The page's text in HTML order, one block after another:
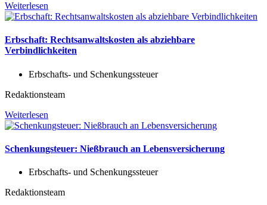
Weiterlesen
Erbschaft: Rechtsanwaltskosten als abziehbare
Verbindlichkeiten
Erbschafts- und Schenkungssteuer
Redaktionsteam
Weiterlesen
Schenkungsteuer: Nießbrauch an Lebensversicherung
Erbschafts- und Schenkungssteuer
Redaktionsteam